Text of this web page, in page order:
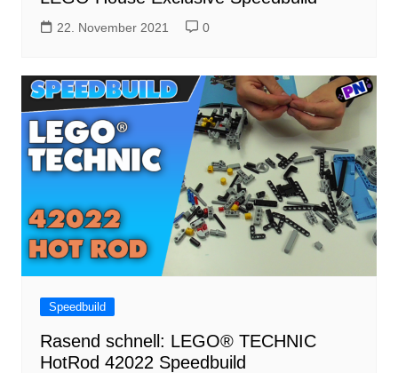
22. November 2021 0
Speedbuild
Rasend schnell: LEGO® TECHNIC
HotRod 42022 Speedbuild